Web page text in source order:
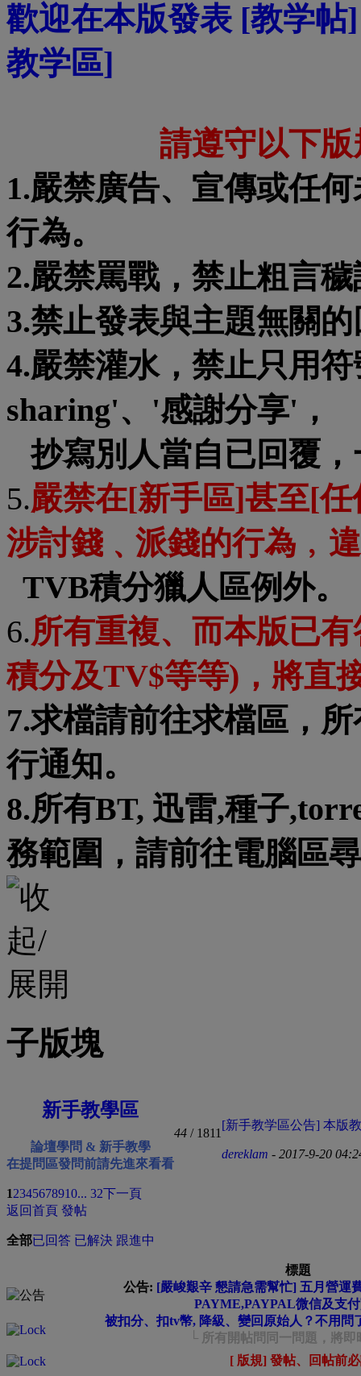
歡迎在本版發表 [教学
教学區]
請遵守以下
1.嚴禁廣告、宣傳或任
行為。
2.嚴禁罵戰，禁止粗言
3.禁止發表與主題無關
4.嚴禁灌水，禁止只用
sharing'、'感謝分享'，
抄寫別人當自已回覆
5.嚴禁在[新手區]甚至[
涉討錢﹑派錢的行為﹐
TVB積分獵人區例外。
6.所有重複、而本版已
積分及TV$等等)，將直
7.求檔請前往求檔區，
行通知。
8.所有BT, 迅雷,種子
務範圍，請前往電腦區
子版塊
新手教學區
論壇學問 & 新手教學
在提問區發問前請先進來看看
44 / 1811
[新手教学區公告] 本版
dereklam - 2017-9-20
12345678910... 32下一頁
返回首頁 發帖
全部已回答 已解決 跟進中
標題
公告: [嚴峻艱辛 懇請急需幫忙] 五月營運
PAYME,PAYPAL微信及支
被扣分、扣tv幣, 降級、變回原始人？不用問
└ 所有開帖問同一問題，將即
[ 版規] 發帖、回帖前